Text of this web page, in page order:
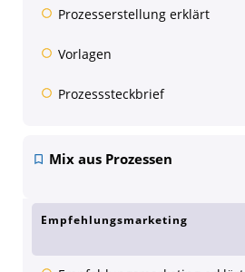
Prozesserstellung erklärt
Vorlagen
Prozesssteckbrief
Mix aus Prozessen
Empfehlungsmarketing